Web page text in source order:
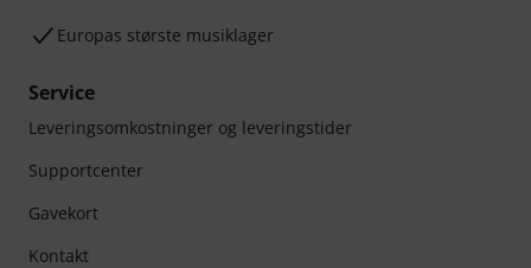
Europas største musiklager
Service
Leveringsomkostninger og leveringstider
Supportcenter
Gavekort
Kontakt